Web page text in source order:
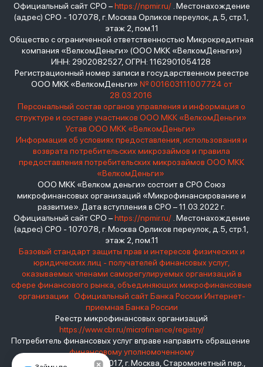
Официальный сайт СРО –https://npmir.ru/. Местонахождение
(адрес) СРО - 107078, г. Москва Орликов переулок, д.5, стр.1,
этаж 2, пом.11
Общество с ограниченной ответственностью Микрокредитная
компания «ВелкомДеньги» (ООО МКК «ВелкомДеньги»)
ИНН: 2902082527, ОГРН: 1162901054128
Регистрационный номер записи в государственном реестре
ООО МКК «ВелкомДеньги» № 001603111007724 от
28.03.2016
Персональный состав органов управления и информация о
структуре и составе участников ООО МКК «ВелкомДеньги»
Устав ООО МКК «ВелкомДеньги»
Информация об условиях предоставления, использования и
возврата потребительских микрозаймов и правила
предоставления потребительских микрозаймов ООО МКК
«ВелкомДеньги»
ООО МКК «Велком деньги» состоит в СРО Союз
микрофинансовых организаций «Микрофинансирование и
развитие». Дата вступления в СРО – 11.03.2022 г.
Официальный сайт СРО –https://npmir.ru/. Местонахождение
(адрес) СРО - 107078, г. Москва Орликов переулок, д.5, стр.1,
этаж 2, пом.11
Базовый стандарт защиты прав и интересов физических и
юридических лиц - получателей финансовых услуг,
оказываемых членами саморегулируемых организаций в
сфере финансового рынка, объединяющих микрофинансовые
организации
Официальный сайт Банка России Интернет-
приемная Банка России
Реестр микрофинансовых организаций
https://www.cbr.ru/microfinance/registry/
Потребитель финансовых услуг вправе направить обращение
финансовому уполномоченному
Место нахождения: 119017, г. Москва, Старомонетный пер.,